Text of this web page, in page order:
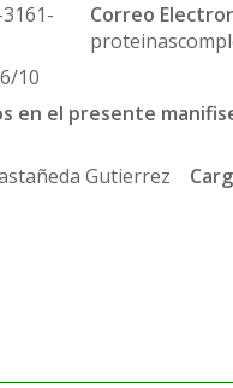
Correo
10
en el presente
Gutierrez